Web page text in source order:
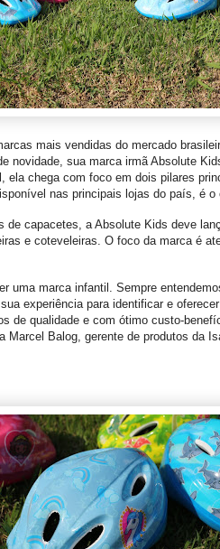
mais vendidas do mercado
novidade, sua marca irmã Absolute
ela chega com foco em dois pilares
nas principais lojas do país, é o
de capacetes, a Absolute Kids deve
e coteveleiras. O foco da marca é
uma marca infantil. Sempre
experiência para identificar e
de qualidade e com ótimo custo-
Marcel Balog, gerente de produtos da